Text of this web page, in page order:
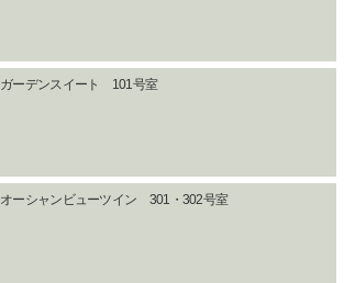
ガーデンスイート 101号室
オーシャンビューツイン 301・302号室